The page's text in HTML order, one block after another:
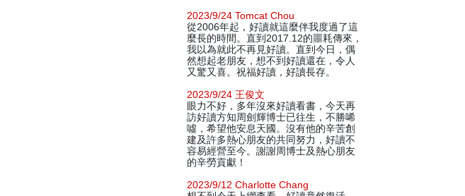
2023/9/24 Tomcat Chou
從2006年起，好讀就這麼伴我度過了這
麼長的時間。直到2017.12的噩耗傳來，
我以為就此不再見好讀。直到今日，偶
然想起老朋友，想不到好讀還在，令人
又驚又喜。祝福好讀，好讀長存。
2023/9/24 王俊文
眼力不好，多年沒來好讀看書，今天再
訪好讀方知周劍輝博士已往生，不勝唏
噓，希望他安息天國。沒有他的辛苦創
建及許多熱心朋友的共同努力，好讀不
容易經營至今。謝謝周博士及熱心朋友
的辛勞貢獻！
2023/9/12 Charlotte Chang